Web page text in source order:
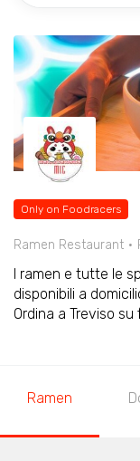
Only on Foodracers
Ramen Restaurant
I ramen e tutte le
disponibili a
Ordina a Treviso
Ramen